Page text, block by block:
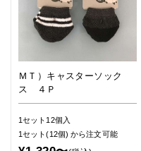
ＭＴ）キャスターソック
ス ４Ｐ
1セット12個入
1セット(12個)から注文可能